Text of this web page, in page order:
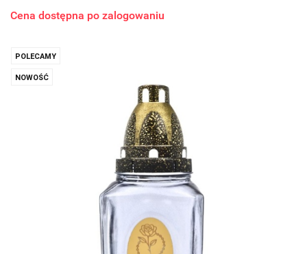
Cena dostępna po zalogowaniu
POLECAMY
NOWOŚĆ